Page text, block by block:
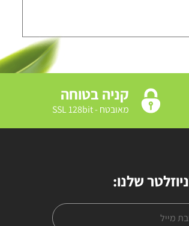
קניה בטוחה
מאובטח - SSL 128bit
שלנו: